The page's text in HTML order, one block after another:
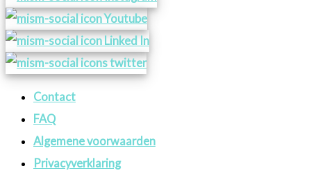
Contact
FAQ
Algemene voorwaarden
Privacyverklaring